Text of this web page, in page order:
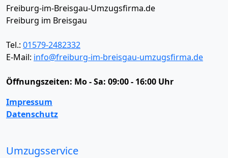
Freiburg-im-Breisgau-Umzugsfirma.de
Freiburg im Breisgau
Tel.: 01579-2482332
E-Mail: info@freiburg-im-breisgau-umzugsfirma.de
Öffnungszeiten: Mo - Sa: 09:00 - 16:00 Uhr
Impressum
Datenschutz
Umzugsservice